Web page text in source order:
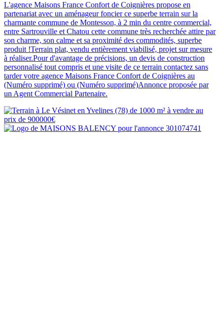
L'agence Maisons France Confort de Coignières propose en
partenariat avec un aménageur foncier ce superbe terrain sur la
charmante commune de Montesson, à 2 min du centre commercial,
entre Sartrouville et Chatou cette commune très recherchée attire par
son charme, son calme et sa proximité des commodités, superbe
produit !Terrain plat, vendu entièrement viabilisé, projet sur mesure
à réaliser.Pour d'avantage de précisions, un devis de construction
personnalisé tout compris et une visite de ce terrain contactez sans
tarder votre agence Maisons France Confort de Coignières au
(Numéro supprimé) ou (Numéro supprimé)Annonce proposée par
un Agent Commercial Partenaire.